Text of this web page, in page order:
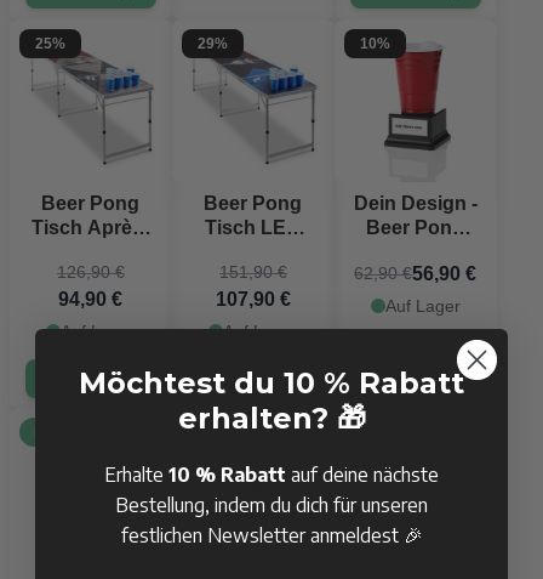
25%
Beer Pong
Tisch Après-
PartyVikings -
Offizielle
Maße
126,90 €
94,90 €
Auf Lager
KAUFEN
29%
Beer Pong
Tisch LED
Offizielle
Maße
151,90 €
107,90 €
Auf Lager
KAUFEN
10%
Dein Design -
Beer Pong
62,90 €56,90 €
Auf Lager
24%
Möchtest du 10 % Rabatt
erhalten? 🎁
Erhalte 10 % Rabatt auf deine nächste
Bestellung, indem du dich für unseren
festlichen Newsletter anmeldest 🎉